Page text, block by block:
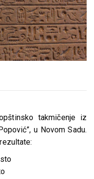
takmičenje iz
u Novom Sadu.